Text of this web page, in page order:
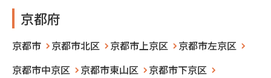
京都府
京都市 京都市北区 京都市上京区
京都市左京区
京都市中京区
京都市東山区
京都市下京区